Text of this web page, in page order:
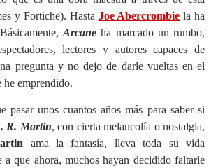
y Fortiche). Hasta Joe Abercrombie la ha
Arcaneha marcado un rumbo,
lectores y autores capaces de
pregunta y no dejo de darle vueltas en el
he emprendido.
pasar unos cuantos años más para saber si
R. Martin, con cierta melancolía o nostalgia,
ama la fantasía, lleva toda su vida
a que ahora, muchos hayan decidido faltarle